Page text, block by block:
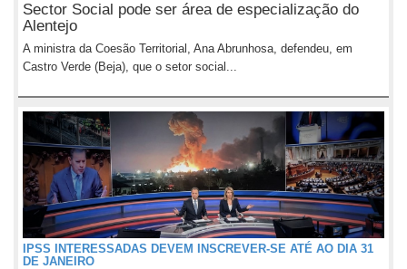
Sector Social pode ser área de especialização do
Alentejo
A ministra da Coesão Territorial, Ana Abrunhosa, defendeu, em
Castro Verde (Beja), que o setor social...
IPSS INTERESSADAS DEVEM INSCREVER-SE ATÉ AO DIA 31
DE JANEIRO